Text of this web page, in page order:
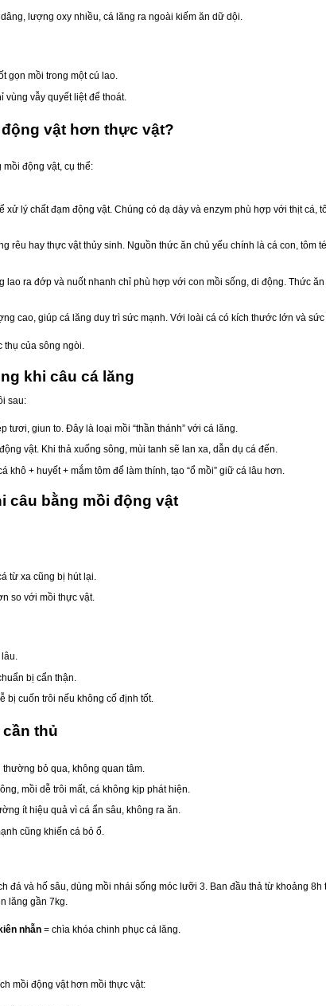
lượng oxy nhiều, cá lăng ra ngoài kiếm ăn dữ dội.
gọn mồi trong một cú lao.
vùng vẫy quyết liệt để thoát.
vật hơn thực vật?
động vật, cụ thể:
xử lý chất đạm động vật. Chúng có dạ dày và enzym phù hợp với thịt cá,
rêu hay thực vật thủy sinh. Nguồn thức ăn chủ yếu chính là cá con, tôm
ra đớp và nuốt nhanh chỉ phù hợp với con mồi sống, di động. Thức
cao, giúp cá lăng duy trì sức mạnh. Với loài cá có kích thước lớn và
thụ của sông ngòi.
khi câu cá lăng
sau:
tươi, giun to. Đây là loại mồi “thần thánh” với cá lăng.
vật. Khi thả xuống sông, mùi tanh sẽ lan xa, dẫn dụ cá đến.
khô + huyết + mắm tôm để làm thính, tạo “ổ mồi” giữ cá lâu hơn.
câu bằng mồi động vật
từ xa cũng bị hút lại.
so với mồi thực vật.
lâu.
bị cẩn thận.
bị cuốn trôi nếu không cố định tốt.
thủ
thường bỏ qua, không quan tâm.
mồi dễ trôi mất, cá không kịp phát hiện.
ít hiệu quả vì cá ẩn sâu, không ra ăn.
cũng khiến cá bỏ ổ.
đá và hố sâu, dùng mồi nhái sống móc lưỡi 3. Ban đầu thả từ khoảng
lăng gần 7kg.
nhẫn = chìa khóa chinh phục cá lăng.
mồi động vật hơn mồi thực vật: